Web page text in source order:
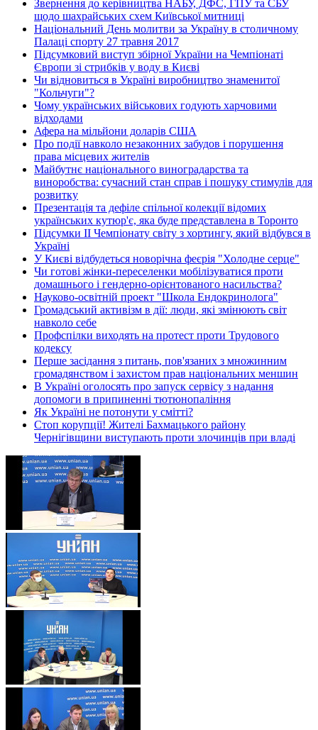
Звернення до керівництва НАБУ, ДФС, ГПУ та СБУ
щодо шахрайських схем Київської митниці
Національний День молитви за Україну в столичному
Палаці спорту 27 травня 2017
Підсумковий виступ збірної України на Чемпіонаті
Європи зі стрибків у воду в Києві
Чи відновиться в Україні виробництво знаменитої
"Кольчуги"?
Чому українських військових годують харчовими
відходами
Афера на мільйони доларів США
Про події навколо незаконних забудов і порушення
права місцевих жителів
Майбутнє національного виноградарства та
виноробства: сучасний стан справ і пошуку стимулів для
розвитку
Презентація та дефіле спільної колекції відомих
українських кутюр'є, яка буде представлена в Торонто
Підсумки ІІ Чемпіонату світу з хортингу, який відбувся в
Україні
У Києві відбудеться новорічна феєрія "Холодне серце"
Чи готові жінки-переселенки мобілізуватися проти
домашнього і гендерно-орієнтованого насильства?
Науково-освітній проект "Школа Ендокринолога"
Громадський активізм в дії: люди, які змінюють світ
навколо себе
Профспілки виходять на протест проти Трудового
кодексу
Перше засідання з питань, пов'язаних з множинним
громадянством і захистом прав національних меншин
В Україні оголосять про запуск сервісу з надання
допомоги в припиненні тютюнопаління
Як Україні не потонути у смітті?
Стоп корупції! Жителі Бахмацького району
Чернігівщини виступають проти злочинців при владі